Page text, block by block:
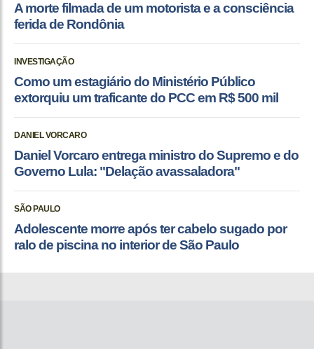
A morte filmada de um motorista e a consciência
ferida de Rondônia
INVESTIGAÇÃO
Como um estagiário do Ministério Público
extorquiu um traficante do PCC em R$ 500 mil
DANIEL VORCARO
Daniel Vorcaro entrega ministro do Supremo e do
Governo Lula: "Delação avassaladora"
SÃO PAULO
Adolescente morre após ter cabelo sugado por
ralo de piscina no interior de São Paulo